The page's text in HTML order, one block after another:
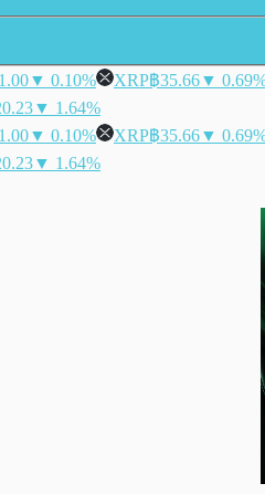
▼ 0.10% XRP฿35.66▼
▼ 1.64%
▼ 0.10% XRP฿35.66▼
▼ 1.64%